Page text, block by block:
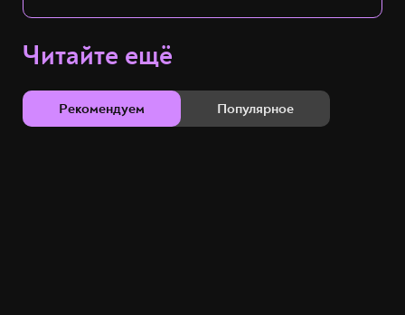
Читайте ещё
Рекомендуем Популярное